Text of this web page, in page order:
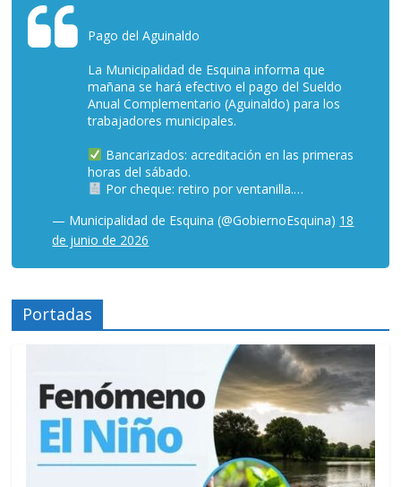
Pago del Aguinaldo
La Municipalidad de Esquina informa que
mañana se hará efectivo el pago del Sueldo
Anual Complementario (Aguinaldo) para los
trabajadores municipales.
Bancarizados: acreditación en las primeras
horas del sábado.
Por cheque: retiro por ventanilla.…
— Municipalidad de Esquina (@GobiernoEsquina) 18
de junio de 2026
Portadas